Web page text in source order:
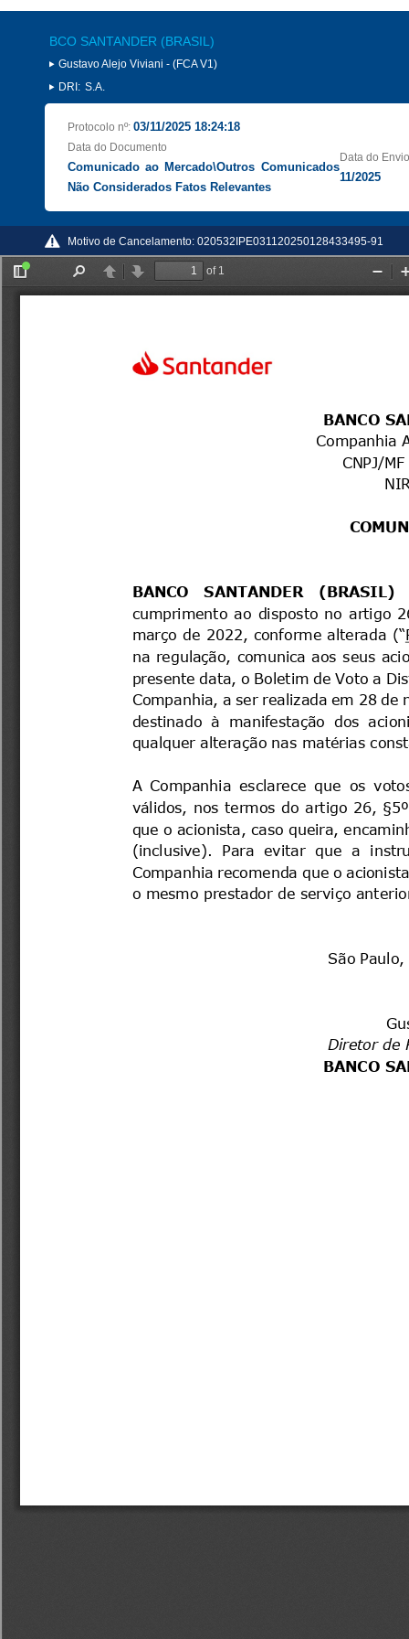
BCO SANTANDER (BRASIL)
Gustavo Alejo Viviani - (FCA V1)
DRI: S.A.
Protocolo nº: 03/11/2025 18:24:18
Data do Documento
Comunicado ao Mercado\Outros Comunicados
Não Considerados Fatos Relevantes
Data do Envio
11/2025
Motivo de Cancelamento: 020532IPE031120250128433495-91